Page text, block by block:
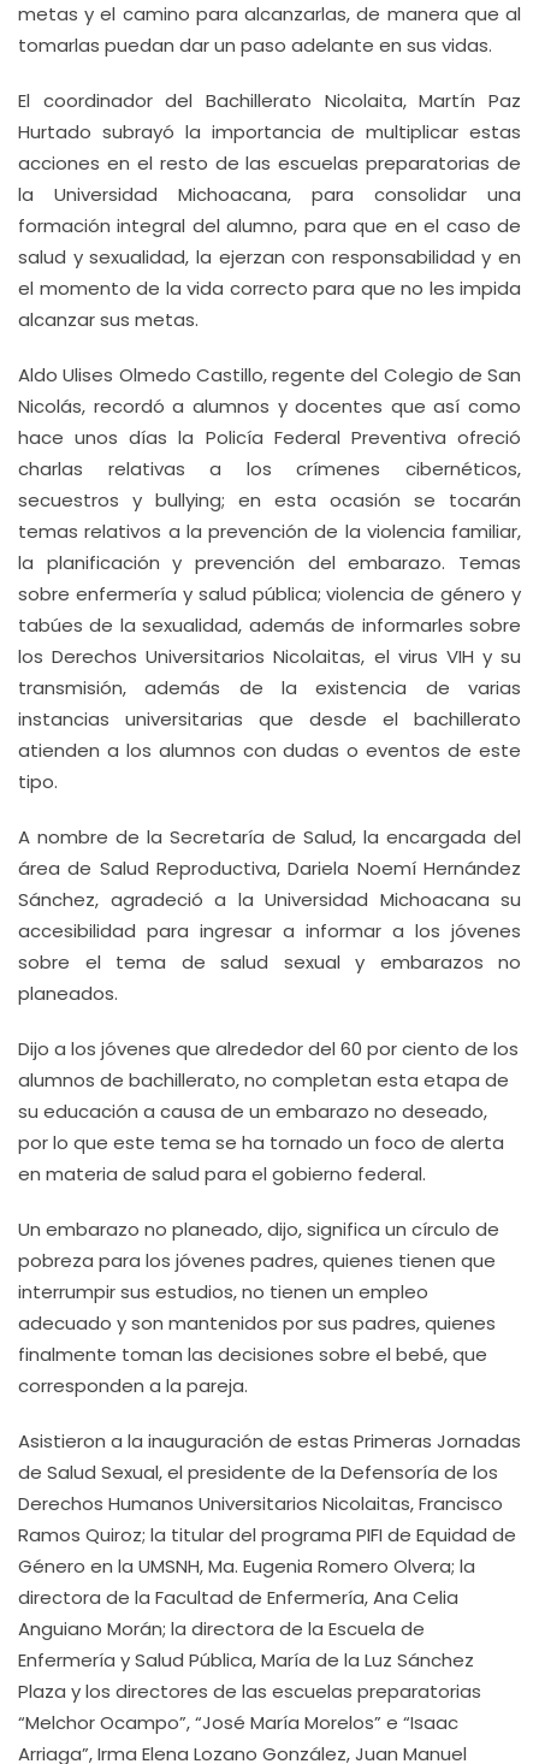
metas y el camino para alcanzarlas, de manera que al
tomarlas puedan dar un paso adelante en sus vidas.
El coordinador del Bachillerato Nicolaita, Martín Paz
Hurtado subrayó la importancia de multiplicar estas
acciones en el resto de las escuelas preparatorias de
la Universidad Michoacana, para consolidar una
formación integral del alumno, para que en el caso de
salud y sexualidad, la ejerzan con responsabilidad y en
el momento de la vida correcto para que no les impida
alcanzar sus metas.
Aldo Ulises Olmedo Castillo, regente del Colegio de San
Nicolás, recordó a alumnos y docentes que así como
hace unos días la Policía Federal Preventiva ofreció
charlas relativas a los crímenes cibernéticos,
secuestros y bullying; en esta ocasión se tocarán
temas relativos a la prevención de la violencia familiar,
la planificación y prevención del embarazo. Temas
sobre enfermería y salud pública; violencia de género y
tabúes de la sexualidad, además de informarles sobre
los Derechos Universitarios Nicolaitas, el virus VIH y su
transmisión, además de la existencia de varias
instancias universitarias que desde el bachillerato
atienden a los alumnos con dudas o eventos de este
tipo.
A nombre de la Secretaría de Salud, la encargada del
área de Salud Reproductiva, Dariela Noemí Hernández
Sánchez, agradeció a la Universidad Michoacana su
accesibilidad para ingresar a informar a los jóvenes
sobre el tema de salud sexual y embarazos no
planeados.
Dijo a los jóvenes que alrededor del 60 por ciento de los
alumnos de bachillerato, no completan esta etapa de
su educación a causa de un embarazo no deseado,
por lo que este tema se ha tornado un foco de alerta
en materia de salud para el gobierno federal.
Un embarazo no planeado, dijo, significa un círculo de
pobreza para los jóvenes padres, quienes tienen que
interrumpir sus estudios, no tienen un empleo
adecuado y son mantenidos por sus padres, quienes
finalmente toman las decisiones sobre el bebé, que
corresponden a la pareja.
Asistieron a la inauguración de estas Primeras Jornadas
de Salud Sexual, el presidente de la Defensoría de los
Derechos Humanos Universitarios Nicolaitas, Francisco
Ramos Quiroz; la titular del programa PIFI de Equidad de
Género en la UMSNH, Ma. Eugenia Romero Olvera; la
directora de la Facultad de Enfermería, Ana Celia
Anguiano Morán; la directora de la Escuela de
Enfermería y Salud Pública, María de la Luz Sánchez
Plaza y los directores de las escuelas preparatorias
“Melchor Ocampo”, “José María Morelos” e “Isaac
Arriaga”, Irma Elena Lozano González, Juan Manuel